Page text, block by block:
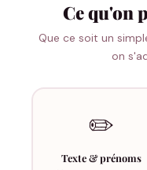
Ce qu'on
Que ce soit un
on
✏️
Texte & prénoms